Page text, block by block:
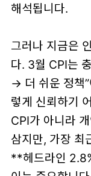
해석됩니다.
그러나 지금은
다. 3월 CPI는
→ 더 쉬운 정책
렇게 신뢰하기
CPI가 아니라
삼지만, 가장 최
**헤드라인